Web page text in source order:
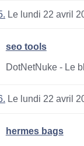
Le lundi 22 avril
seo tools
DotNetNuke - Le
Le lundi 22 avril
hermes bags